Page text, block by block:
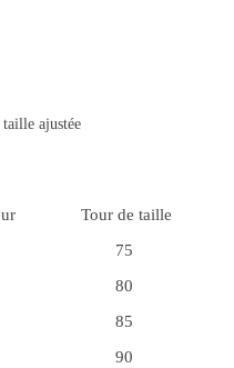
taille ajustée
Tour de taille
75
80
85
90